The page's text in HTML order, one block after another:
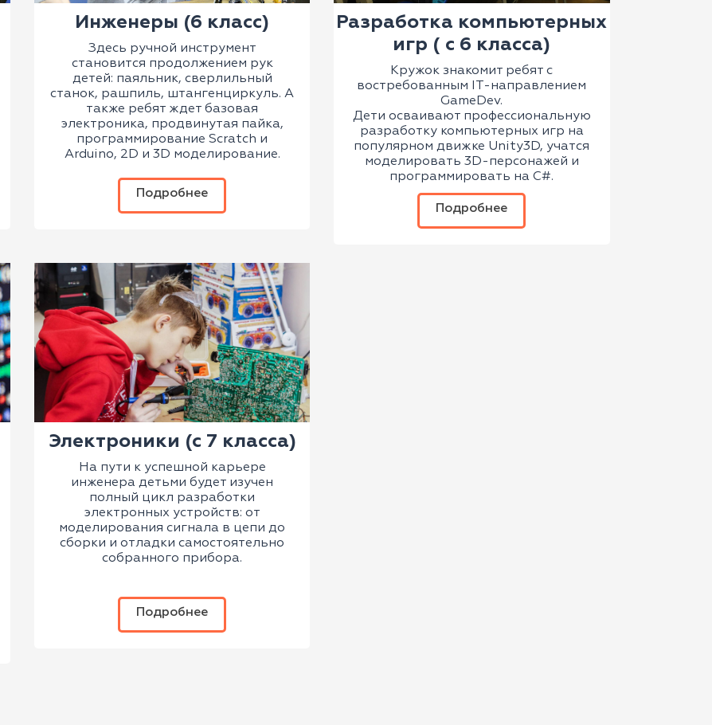
Инженеры (6 класс)
Здесь ручной инструмент
становится продолжением рук
детей: паяльник, сверлильный
станок, рашпиль, штангенциркуль. А
также ребят ждет базовая
электроника, продвинутая пайка,
программирование Scratch и
Arduino, 2D и 3D моделирование.
Подробнее
Разработка компьютерных
игр ( с 6 класса)
Кружок знакомит ребят с
востребованным IT-направлением
GameDev.
Дети осваивают профессиональную
разработку компьютерных игр на
популярном движке Unity3D, учатся
моделировать 3D-персонажей и
программировать на C#.
Подробнее
Электроники (с 7 класса)
На пути к успешной карьере
инженера детьми будет изучен
полный цикл разработки
электронных устройств: от
моделирования сигнала в цепи до
сборки и отладки самостоятельно
собранного прибора.
Подробнее